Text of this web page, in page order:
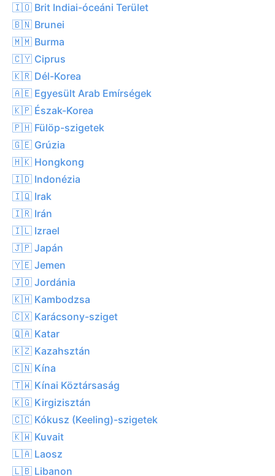
🇮🇴 Brit Indiai-óceáni Terület
🇧🇳 Brunei
🇲🇲 Burma
🇨🇾 Ciprus
🇰🇷 Dél-Korea
🇦🇪 Egyesült Arab Emírségek
🇰🇵 Észak-Korea
🇵🇭 Fülöp-szigetek
🇬🇪 Grúzia
🇭🇰 Hongkong
🇮🇩 Indonézia
🇮🇶 Irak
🇮🇷 Irán
🇮🇱 Izrael
🇯🇵 Japán
🇾🇪 Jemen
🇯🇴 Jordánia
🇰🇭 Kambodzsa
🇨🇽 Karácsony-sziget
🇶🇦 Katar
🇰🇿 Kazahsztán
🇨🇳 Kína
🇹🇼 Kínai Köztársaság
🇰🇬 Kirgizisztán
🇨🇨 Kókusz (Keeling)-szigetek
🇰🇼 Kuvait
🇱🇦 Laosz
🇱🇧 Libanon